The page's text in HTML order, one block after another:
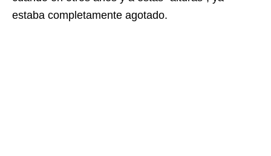
estaba completamente agotado.